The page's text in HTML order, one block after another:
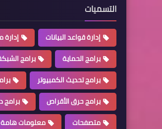
التسميات
إدارة قواعد البيانات إدارة
برامج الحماية
برامج
برامج تحديث الكمبيوتر
برامج حرق الأقراص
برامج
متصفحات
معلومات هامة